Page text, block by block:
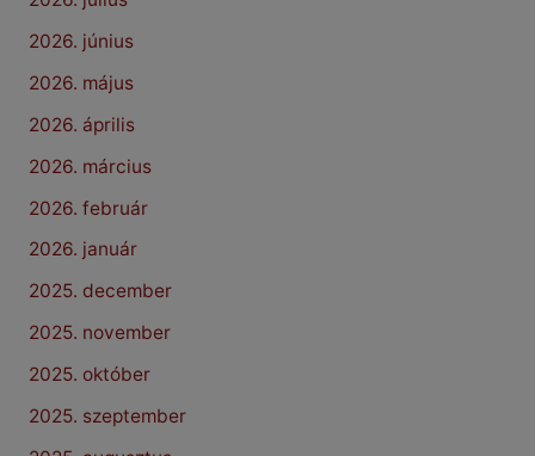
2026. június
2026. május
2026. április
2026. március
2026. február
2026. január
2025. december
2025. november
2025. október
2025. szeptember